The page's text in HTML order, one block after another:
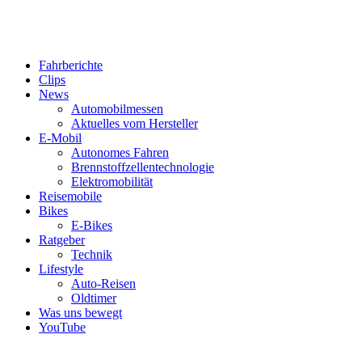
Fahrberichte
Clips
News
Automobilmessen
Aktuelles vom Hersteller
E-Mobil
Autonomes Fahren
Brennstoffzellentechnologie
Elektromobilität
Reisemobile
Bikes
E-Bikes
Ratgeber
Technik
Lifestyle
Auto-Reisen
Oldtimer
Was uns bewegt
YouTube